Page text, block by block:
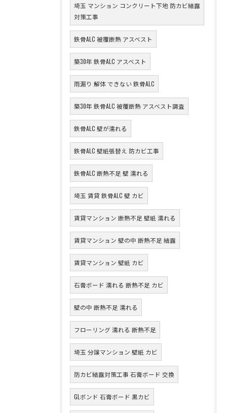
埼玉 マンション コンクリート下地 防カビ結露
対策工事
鉄骨ALC 被覆断熱 アスベスト
築30年 鉄骨ALC アスベスト
雨漏り 解体 できない 鉄骨ALC
築30年 鉄骨ALC 被覆断熱 アスベスト調査
鉄骨ALC 壁が濡れる
鉄骨ALC 壁紙張替え 防カビ工事
鉄骨ALC 断熱不足 壁 濡れる
埼玉 賃貸 鉄骨ALC 壁 カビ
賃貸マンション 断熱不足 壁紙 濡れる
賃貸マンション 壁の中 断熱不足 結露
賃貸マンション 壁紙 カビ
石膏ボード 濡れる 断熱不足 カビ
壁の中 断熱不足 濡れる
フローリング 濡れる 断熱不足
埼玉 分譲マンション 壁紙 カビ
防カビ結露対策工事 石膏ボード 交換
GLボンド 石膏ボード 黒カビ